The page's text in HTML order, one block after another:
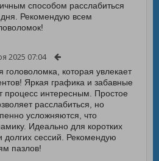
способом расслабиться
дня. Рекомендую всем
2025 07:04
головоломка, которая увлекает
Яркая графика и забавные
процесс интересным. Простое
расслабиться, но
усложняются, что
Идеально для коротких
долгих сессий. Рекомендую
пазлов!